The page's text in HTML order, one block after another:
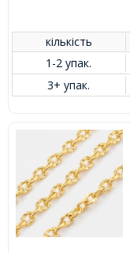
кількість
1-2 упак.
3+ упак.